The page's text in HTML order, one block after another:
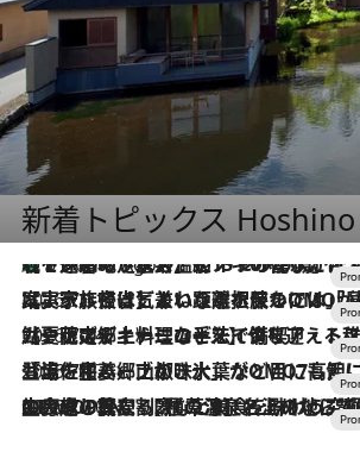
新着トピックス
5 Hours Ago
【トンボの足水浴】ヒノキの香りに包まれて涼感マックス！約13℃の湧水かけ流しを避暑地「星野温泉 トンボの湯」で体験
2026.7.31
【ホテル帰省】という選択肢をOMOが提案。家族とほどよい距離を保つには「昼は実家、夜は気兼ねなくホテルで！」
2026.7.24
【夏限定ディナーコース】旬を迎える稚鮎や花ズッキーニなどをイタリア・トスカーナの郷土料理の手法で満喫！
2026.7.17
「土佐和ハーブかき氷」がOMO7高知に登場！生姜、山椒、大葉など目にも舌にも涼を呼ぶ郷土の味
2026.7.10
NEW OPEN！【界 草津】名湯の地に誕生。趣の異なる2種の温泉と上州ならではの会席・蕎麦割烹など美食を味わう究極の癒やし旅